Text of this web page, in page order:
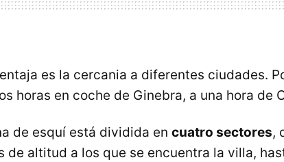
es la cercania a diferentes ciudades.
horas en coche de Ginebra, a una hora de
de esquí está dividida en cuatro sectores,
de altitud a los que se encuentra la villa,